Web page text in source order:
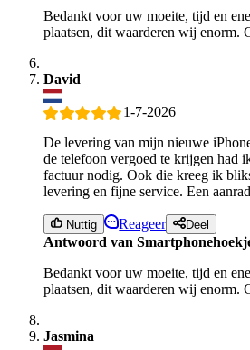
Bedankt voor uw moeite, tijd en
plaatsen, dit waarderen wij enorm.
David
1-7-2026
De levering van mijn nieuwe
de telefoon vergoed te krijgen had
factuur nodig. Ook die kreeg ik
levering en fijne service. Een
Nuttig Reageer Deel
Antwoord van
Bedankt voor uw moeite, tijd en
plaatsen, dit waarderen wij enorm.
Jasmina